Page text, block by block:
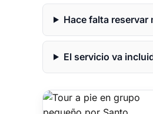
Hace falta reservar
El servicio va